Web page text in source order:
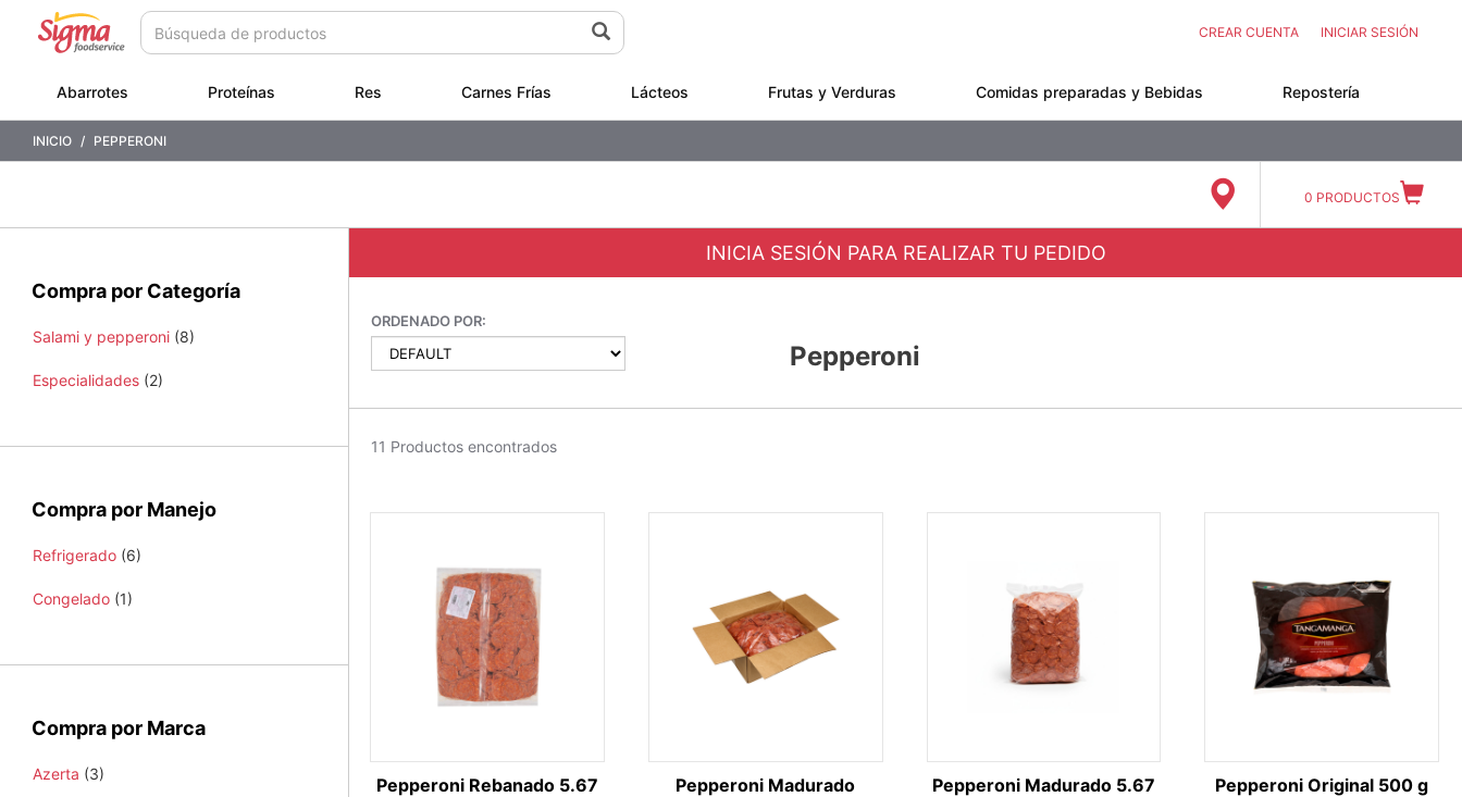
contenido
navegación
CREAR CUENTA INICIAR SESIÓN
Abarrotes Proteínas Res Carnes Frías Lácteos Frutas y Verduras Comidas preparadas y Bebidas Repostería
INICIO PEPPERONI
0 PRODUCTOS
Compra por Categoría
Salami y pepperoni (8)
Especialidades (2)
Compra por Manejo
Refrigerado (6)
Congelado (1)
Compra por Marca
Azerta (3)
INICIA SESIÓN PARA REALIZAR TU PEDIDO
ORDENADO POR:
Pepperoni
11 Productos encontrados
Pepperoni Rebanado 5.67
Pepperoni Madurado
Pepperoni Madurado 5.67
Pepperoni Original 500 g